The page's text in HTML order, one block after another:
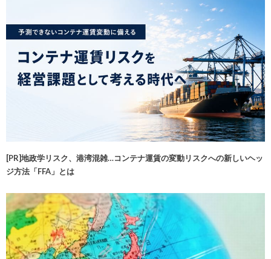
[PR]地政学リスク、港湾混雑…コンテナ運賃の変動リスクへの新しいヘッ
ジ方法「FFA」とは